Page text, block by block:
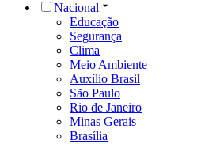
Nacional
Educação
Segurança
Clima
Meio Ambiente
Auxílio Brasil
São Paulo
Rio de Janeiro
Minas Gerais
Brasília